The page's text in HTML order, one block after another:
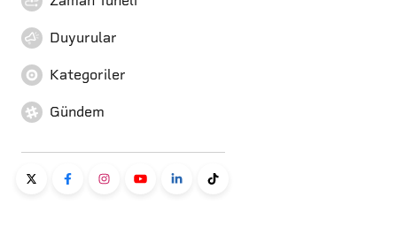
Duyurular
Kategoriler
Gündem